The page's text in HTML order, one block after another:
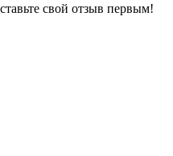
свой отзыв первым!